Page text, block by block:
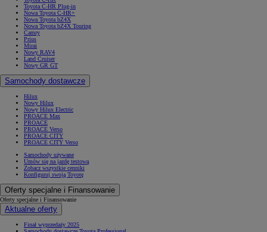
Toyota C-HR Plug-in
Nowa Toyota C-HR+
Nowa Toyota bZ4X
Nowa Toyota bZ4X Touring
Camry
Prius
Mirai
Nowy RAV4
Land Cruiser
Nowy GR GT
Samochody dostawcze
Hilux
Nowy Hilux
Nowy Hilux Electric
PROACE Max
PROACE
PROACE Verso
PROACE CITY
PROACE CITY Verso
Samochody używane
Umów się na jazdę testową
Zobacz wszystkie cenniki
Konfiguruj swoją Toyotę
Oferty specjalne i Finansowanie
Oferty specjalne i Finansowanie
Aktualne oferty
Finał wyprzedaży 2025